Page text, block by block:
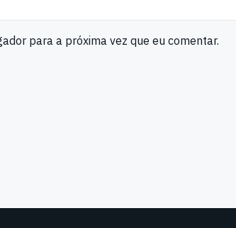
para a próxima vez que eu comentar.